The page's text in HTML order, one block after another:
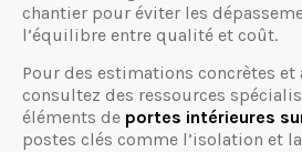
chantier pour éviter les
l’équilibre entre qualité et coût.
Pour des estimations concrètes et
consultez des ressources
éléments de portes intérieures
postes clés comme l’isolation et